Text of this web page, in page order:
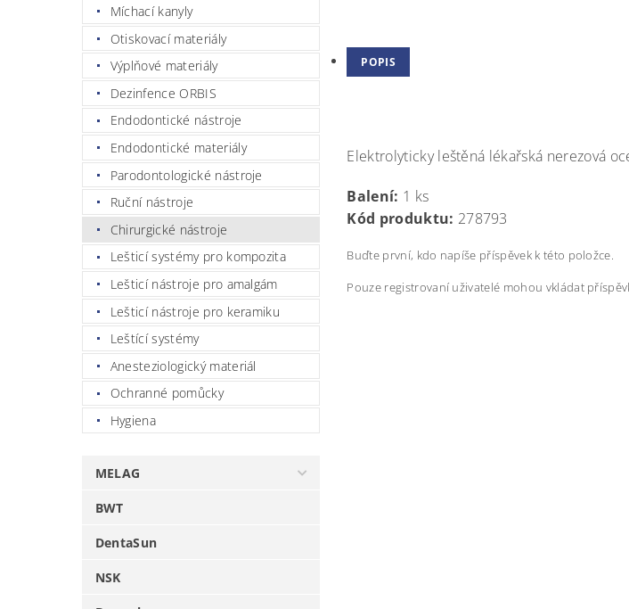
Míchací kanyly
Otiskovací materiály
Výplňové materiály
Dezinfence ORBIS
Endodontické nástroje
Endodontické materiály
Parodontologické nástroje
Ruční nástroje
Chirurgické nástroje
Lešticí systémy pro kompozita
Lešticí nástroje pro amalgám
Lešticí nástroje pro keramiku
Leštící systémy
Anesteziologický materiál
Ochranné pomůcky
Hygiena
MELAG
BWT
DentaSun
NSK
POPIS
Elektrolyticky leštěná lékařská nerezová
Balení: 1 ks
Kód produktu: 278793
Buďte první, kdo napíše příspěvek k této položce.
Pouze registrovaní uživatelé mohou vkládat